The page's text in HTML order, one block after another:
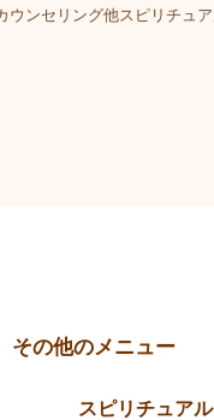
ンセリング他スピリチュ
その他のメニュー
スピリチュア